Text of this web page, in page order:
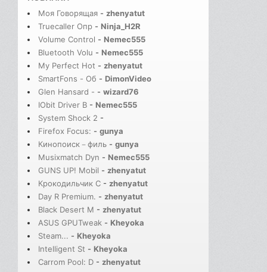
Моя Говорящая - zhenyatut
Truecaller Опр - Ninja_H2R
Volume Control - Nemec555
Bluetooth Volu - Nemec555
My Perfect Hot - zhenyatut
SmartFons - Об - DimonVideo
Glen Hansard - - wizard76
IObit Driver B - Nemec555
System Shock 2 -
Firefox Focus: - gunya
Кинопоиск－филь - gunya
Musixmatch Dyn - Nemec555
GUNS UP! Mobil - zhenyatut
Крокодильчик С - zhenyatut
Day R Premium. - zhenyatut
Black Desert M - zhenyatut
ASUS GPUTweak - Kheyoka
Steam... - Kheyoka
Intelligent St - Kheyoka
Carrom Pool: D - zhenyatut